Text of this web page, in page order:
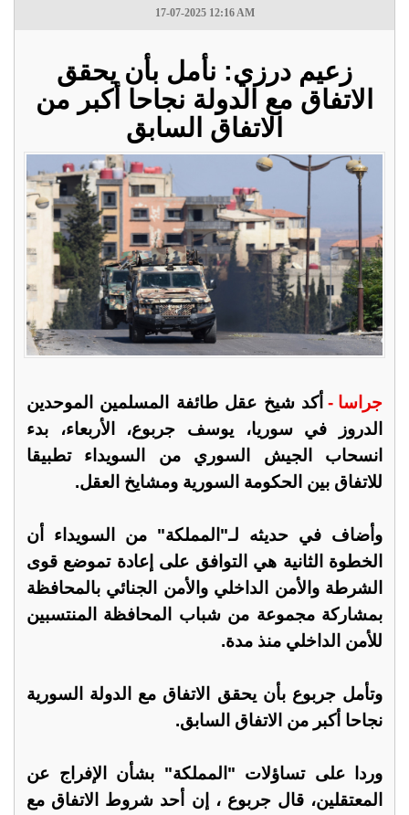
17-07-2025 12:16 AM
زعيم درزي: نأمل بأن يحقق
الاتفاق مع الدولة نجاحا أكبر من
الاتفاق السابق
جراسا - أكد شيخ عقل طائفة المسلمين الموحدين
الدروز في سوريا، يوسف جربوع، الأربعاء، بدء
انسحاب الجيش السوري من السويداء تطبيقا
للاتفاق بين الحكومة السورية ومشايخ العقل.
وأضاف في حديثه لـ"المملكة" من السويداء أن
الخطوة الثانية هي التوافق على إعادة تموضع قوى
الشرطة والأمن الداخلي والأمن الجنائي بالمحافظة
بمشاركة مجموعة من شباب المحافظة المنتسبين
للأمن الداخلي منذ مدة.
وتأمل جربوع بأن يحقق الاتفاق مع الدولة السورية
نجاحا أكبر من الاتفاق السابق.
وردا على تساؤلات "المملكة" بشأن الإفراج عن
المعتقلين، قال جربوع ، إن أحد شروط الاتفاق مع